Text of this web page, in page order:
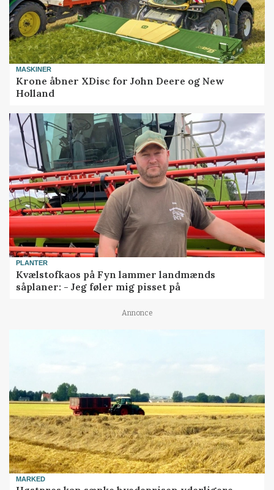
MASKINER
Krone åbner XDisc for John Deere og New
Holland
PLANTER
Kvælstofkaos på Fyn lammer landmænds
såplaner: - Jeg føler mig pisset på
Annonce
MARKED